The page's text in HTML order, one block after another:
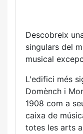
Descobreix
singulars del
musical
L'edifici més
Domènch i
1908 com a
caixa de
totes les arts